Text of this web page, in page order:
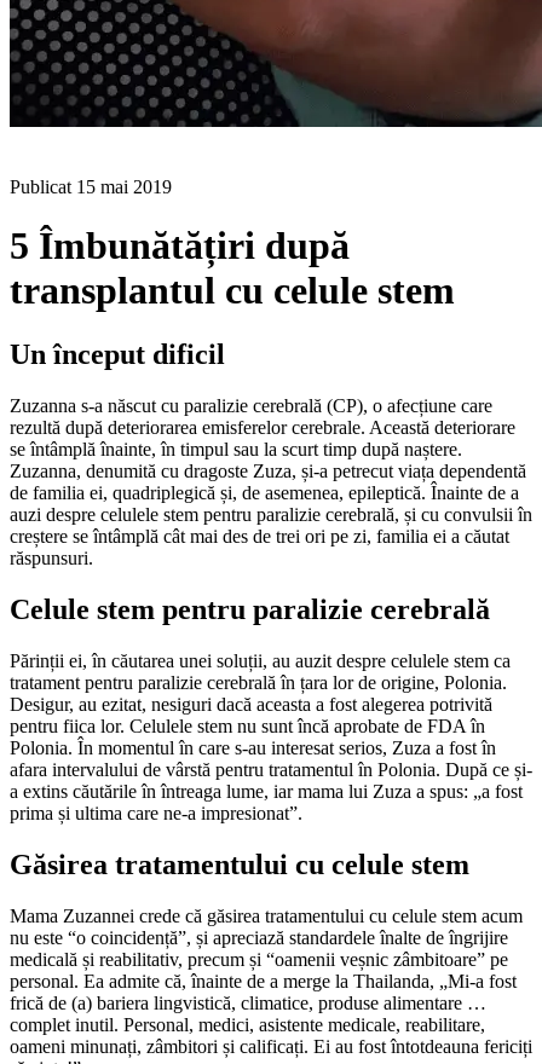
Publicat 15 mai 2019
5 Îmbunătățiri după
transplantul cu celule stem
Un început dificil
Zuzanna s-a născut cu paralizie cerebrală (CP), o afecțiune care
rezultă după deteriorarea emisferelor cerebrale. Această deteriorare
se întâmplă înainte, în timpul sau la scurt timp după naștere.
Zuzanna, denumită cu dragoste Zuza, și-a petrecut viața dependentă
de familia ei, quadriplegică și, de asemenea, epileptică. Înainte de a
auzi despre celulele stem pentru paralizie cerebrală, și cu convulsii în
creștere se întâmplă cât mai des de trei ori pe zi, familia ei a căutat
răspunsuri.
Celule stem pentru paralizie cerebrală
Părinții ei, în căutarea unei soluții, au auzit despre celulele stem ca
tratament pentru paralizie cerebrală în țara lor de origine, Polonia.
Desigur, au ezitat, nesiguri dacă aceasta a fost alegerea potrivită
pentru fiica lor. Celulele stem nu sunt încă aprobate de FDA în
Polonia. În momentul în care s-au interesat serios, Zuza a fost în
afara intervalului de vârstă pentru tratamentul în Polonia. După ce și-
a extins căutările în întreaga lume, iar mama lui Zuza a spus: „a fost
prima și ultima care ne-a impresionat”.
Găsirea tratamentului cu celule stem
Mama Zuzannei crede că găsirea tratamentului cu celule stem acum
nu este “o coincidență”, și apreciază standardele înalte de îngrijire
medicală și reabilitativ, precum și “oamenii veșnic zâmbitoare” pe
personal. Ea admite că, înainte de a merge la Thailanda, „Mi-a fost
frică de (a) bariera lingvistică, climatice, produse alimentare …
complet inutil. Personal, medici, asistente medicale, reabilitare,
oameni minunați, zâmbitori și calificați. Ei au fost întotdeauna fericiți